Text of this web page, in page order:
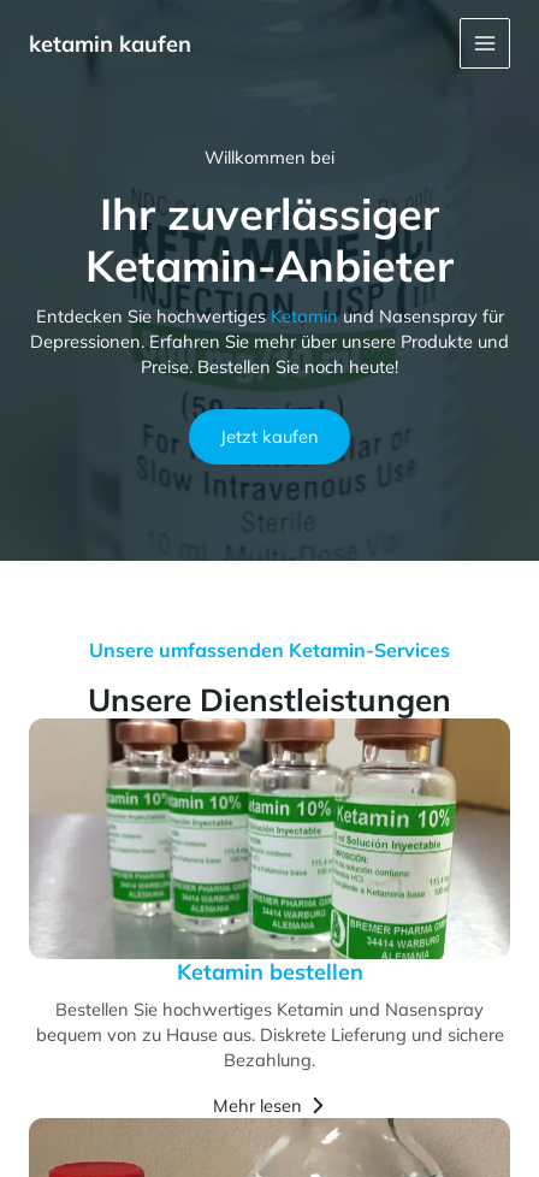
ketamin kaufen
Main
Menu
Willkommen bei
Ihr zuverlässiger
Ketamin-Anbieter
Entdecken Sie hochwertiges Ketaminund Nasenspray für
Depressionen. Erfahren Sie mehr über unsere Produkte und
Preise. Bestellen Sie noch heute!
Jetzt kaufen
Unsere umfassenden Ketamin-Services
Unsere Dienstleistungen
Ketamin bestellen
Bestellen Sie hochwertiges Ketamin und Nasenspray
bequem von zu Hause aus. Diskrete Lieferung und sichere
Bezahlung.
Mehr lesen